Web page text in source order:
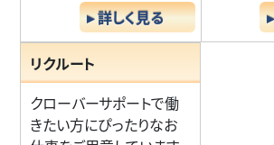
▸ 詳しく見る
リクルート
クローバーサポートで働
きたい方にぴったりなお